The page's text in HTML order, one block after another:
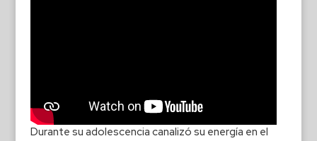
Durante su adolescencia canalizó su energía en el